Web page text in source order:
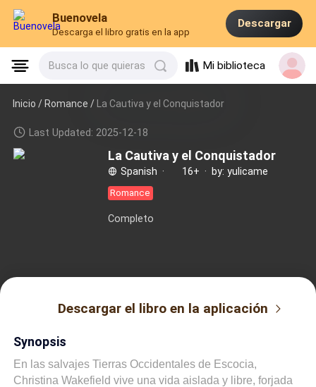
Buenovela
Descarga el libro gratis en la app
Descargar
Busca lo que quieras Mi biblioteca
Inicio /Romance / La Cautiva y el Conquistador
Last Updated: 2025-12-18
La Cautiva y el Conquistador
Spanish · 16+ · by: yulicame
Romance
Completo
Descargar el libro en la aplicación
Synopsis
En las salvajes Tierras Occidentales de Escocia,
Christina Wakefield vive una vida aislada y libre, forjada